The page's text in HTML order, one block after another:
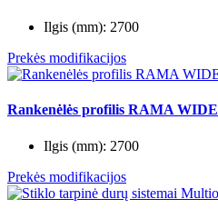
Ilgis (mm): 2700
Prekės modifikacijos
Rankenėlės profilis RAMA WIDE
Ilgis (mm): 2700
Prekės modifikacijos